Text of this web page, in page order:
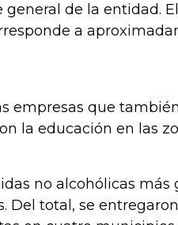
general de la entidad.
a
empresas que
la educación en las
no alcohólicas más
Del total, se